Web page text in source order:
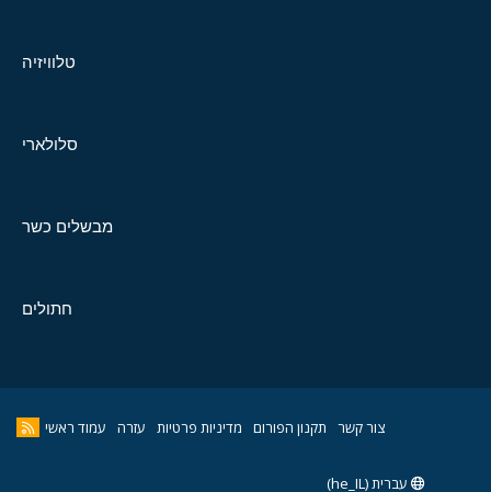
טלוויזיה
סלולארי
מבשלים כשר
חתולים
צור קשר תקנון הפורום מדיניות פרטיות עזרה עמוד ראשי
עברית (he_IL)